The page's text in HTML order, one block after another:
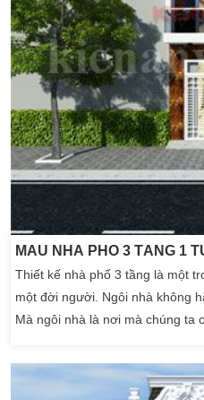
Thiết kế nhà phố 3 tầng là một
một đời người. Ngôi nhà không
Mà ngôi nhà là nơi mà chúng ta
công xây dựng và sau khi xây
còn phải được chăm chút